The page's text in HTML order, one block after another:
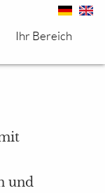
Ihr Bereich
und